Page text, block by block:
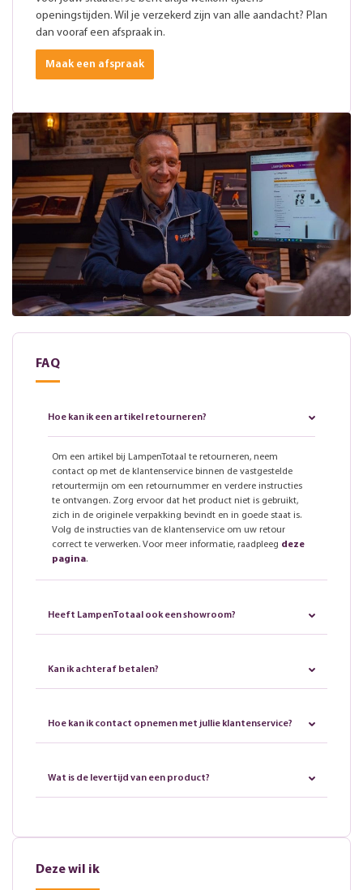
openingstijden. Wil je verzekerd zijn van alle aandacht? Plan
dan vooraf een afspraak in.
Maak een afspraak
FAQ
Hoe kan ik een artikel retourneren?
Om een artikel bij LampenTotaal te retourneren, neem
contact op met de klantenservice binnen de vastgestelde
retourtermijn om een retournummer en verdere instructies
te ontvangen. Zorg ervoor dat het product niet is gebruikt,
zich in de originele verpakking bevindt en in goede staat is.
Volg de instructies van de klantenservice om uw retour
correct te verwerken. Voor meer informatie, raadpleeg deze
pagina.
Heeft LampenTotaal ook een showroom?
Kan ik achteraf betalen?
Hoe kan ik contact opnemen met jullie klantenservice?
Wat is de levertijd van een product?
Deze wil ik